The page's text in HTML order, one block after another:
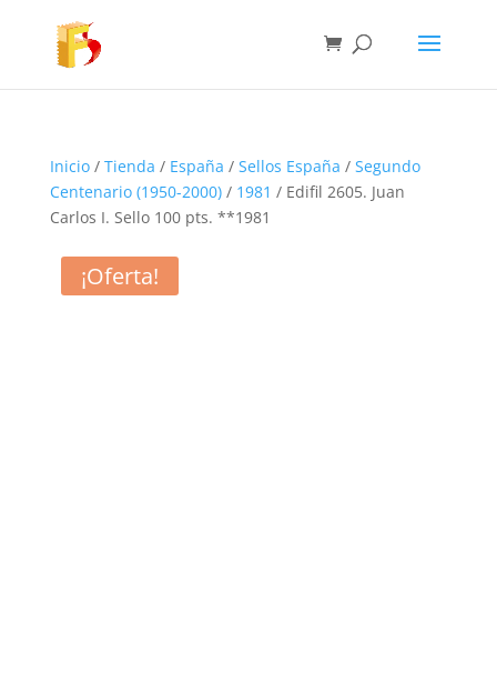
Inicio/ Tienda / España / Sellos España / Segundo
Centenario (1950-2000)/ 1981 / Edifil 2605. Juan
Carlos I. Sello 100 pts. **1981
¡Oferta!